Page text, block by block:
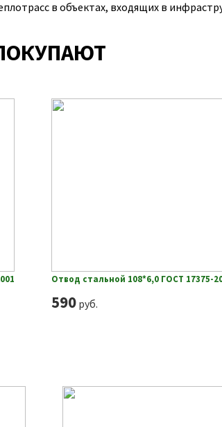
в объектах, входящих в
Отвод стальной 108*6,0 ГОСТ 17375-
590руб.